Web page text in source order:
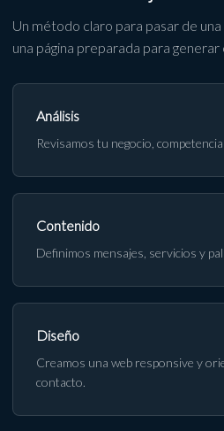
Un método claro para pasar de una
una página preparada para generar
Análisis
Revisamos tu negocio,
Contenido
Definimos mensajes, servicios y
Diseño
Creamos una web responsive y
contacto.